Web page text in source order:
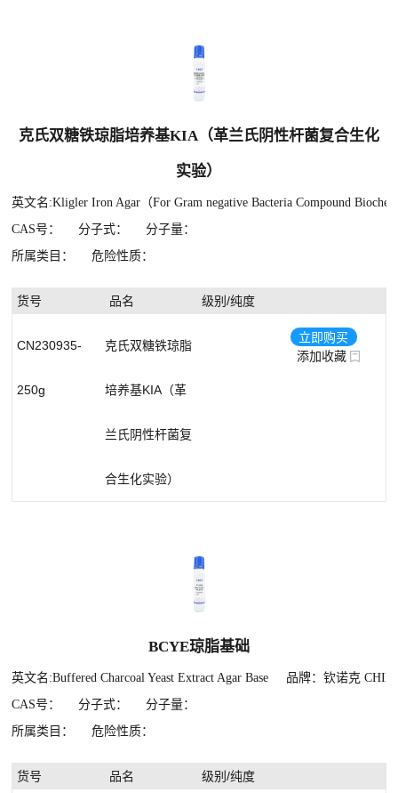
克氏双糖铁琼脂培养基KIA（革兰氏阴性杆菌复合生化
实验）
英文名:Kligler Iron Agar（For Gram negative Bacteria Compound
CAS号：
分子式：
分子量：
所属类目：
危险性质：
货号 品名 级别/纯度
CN230935-
250g
克氏双糖铁琼脂
培养基KIA（革
兰氏阴性杆菌复
合生化实验）
立即购买
添加收藏
BCYE琼脂基础
英文名:Buffered Charcoal Yeast Extract Agar Base
品牌：钦诺克
CAS号：
分子式：
分子量：
所属类目：
危险性质：
货号 品名 级别/纯度